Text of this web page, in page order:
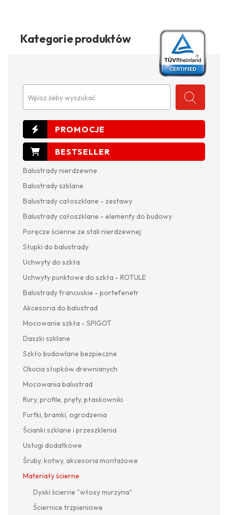
Kategorie produktów
Wpisz żeby wyszukać
Balustrady nierdzewne
Balustrady szklane
Balustrady całoszklane - zestawy
Balustrady całoszklane - elementy do budowy
Poręcze ścienne ze stali nierdzewnej
Słupki do balustrady
Uchwyty do szkła
Uchwyty punktowe do szkła - ROTULE
Balustrady francuskie - portefenetr
Akcesoria do balustrad
Mocowanie szkła - SPIGOT
Daszki szklane
Szkło budowlane bezpieczne
Okucia słupków drewnianych
Mocowania balustrad
Rury, profile, pręty, płaskowniki
Furtki, bramki, ogrodzenia
Ścianki szklane i przeszklenia
Usługi dodatkowe
Śruby, kotwy, akcesoria montażowe
Materiały ścierne
Dyski ścierne "włosy murzyna"
Ściernice trzpieniowe